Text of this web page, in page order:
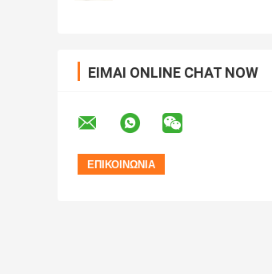
ΕΊΜΑΙ ONLINE CHAT NOW